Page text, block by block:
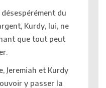
du
Kurdy, lui, ne
que tout peut
Jeremiah et Kurdy
y passer la